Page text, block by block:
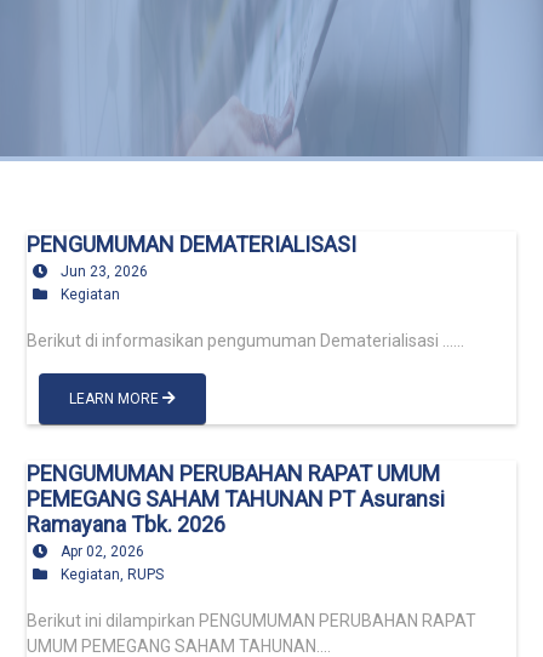
Validasi
PENGUMUMAN DEMATERIALISASI
Jun 23, 2026
Kegiatan
Berikut di informasikan pengumuman Dematerialisasi ......
LEARN MORE
PENGUMUMAN PERUBAHAN RAPAT UMUM
PEMEGANG SAHAM TAHUNAN PT Asuransi
Ramayana Tbk. 2026
Apr 02, 2026
Kegiatan ,RUPS
Berikut ini dilampirkan PENGUMUMAN PERUBAHAN RAPAT
UMUM PEMEGANG SAHAM TAHUNAN....